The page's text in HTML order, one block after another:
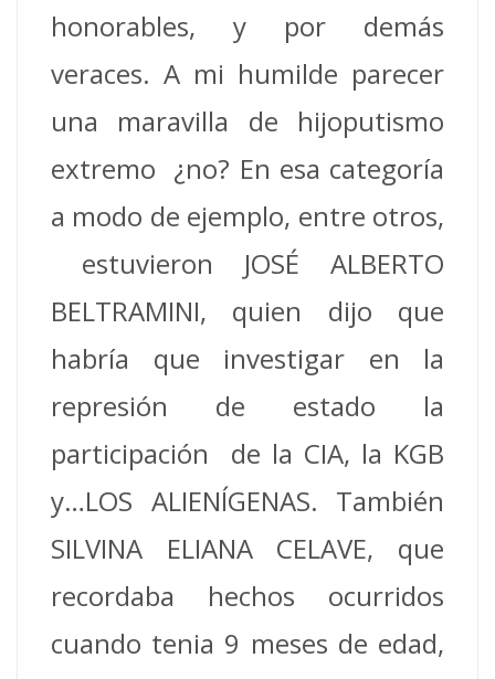
honorables, y por demás
veraces. A mi humilde parecer
una maravilla de hijoputismo
extremo ¿no? En esa categoría
a modo de ejemplo, entre otros,
estuvieron JOSÉ ALBERTO
BELTRAMINI, quien dijo que
habría que investigar en la
represión de estado la
participación de la CIA, la KGB
y…LOS ALIENÍGENAS. También
SILVINA ELIANA CELAVE, que
recordaba hechos ocurridos
cuando tenia 9 meses de edad,